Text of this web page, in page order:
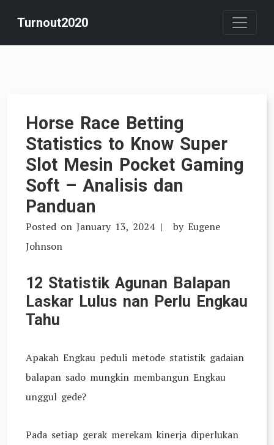
content
Turnout2020
Horse Race Betting
Statistics to Know Super
Slot Mesin Pocket Gaming
Soft – Analisis dan
Panduan
Posted on January 13, 2024 by Eugene
Johnson
12 Statistik Agunan Balapan
Laskar Lulus nan Perlu Engkau
Tahu
Apakah Engkau peduli metode statistik gadaian
balapan sado mungkin membangun Engkau
unggul gede?
Pada setiap gerak merekam kinerja diperlukan